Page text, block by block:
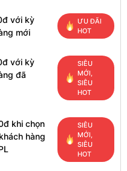
với kỳ
mới
ƯU ĐÃI
HOT
với kỳ
đã
SIÊU
MỚI,
SIÊU
HOT
khi chọn
hàng
SIÊU
MỚI,
SIÊU
HOT